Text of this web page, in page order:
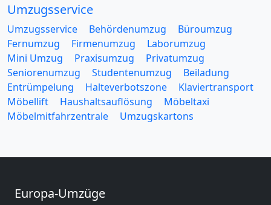
Umzugsservice
Umzugsservice Behördenumzug
Büroumzug
Fernumzug
Firmenumzug
Laborumzug
Mini Umzug
Praxisumzug
Privatumzug
Seniorenumzug
Studentenumzug
Beiladung
Entrümpelung
Halteverbotszone
Klaviertransport
Möbellift
Haushaltsauflösung
Möbeltaxi
Möbelmitfahrzentrale
Umzugskartons
Europa-Umzüge